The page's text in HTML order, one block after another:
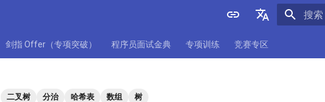
English
剑指 Offer（专项突破） 程序员面试金典 专项训练 竞赛专区
二叉树 分治 哈希表 数组 树